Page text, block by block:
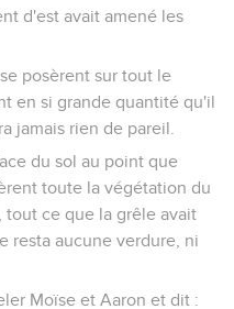
d'est avait amené les
posèrent sur tout le
en si grande quantité qu'il
jamais rien de pareil.
du sol au point que
toute la végétation du
tout ce que la grêle avait
resta aucune verdure, ni
Moïse et Aaron et dit :